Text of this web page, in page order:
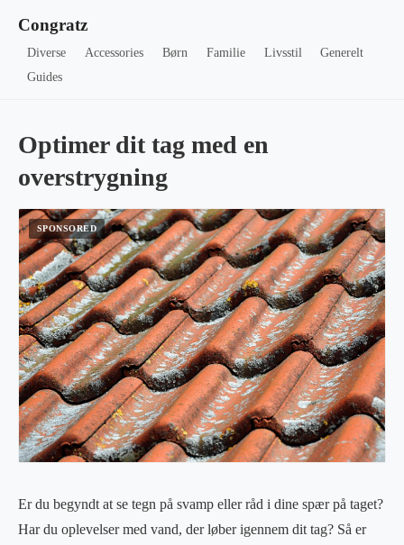
Congratz
Diverse Accessories Børn Familie Livsstil
Generelt
Guides
Optimer dit tag med en
overstrygning
Er du begyndt at se tegn på svamp eller råd i dine spær på taget?
Har du oplevelser med vand, der løber igennem dit tag? Så er